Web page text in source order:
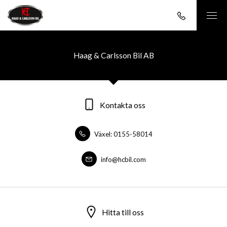
Haag & Carlsson Bil AB
Kontakta oss
Växel: 0155-58014
info@hcbil.com
Hitta till oss